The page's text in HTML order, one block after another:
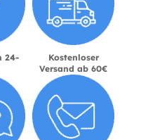
24-
Kostenloser
Versand ab 60€